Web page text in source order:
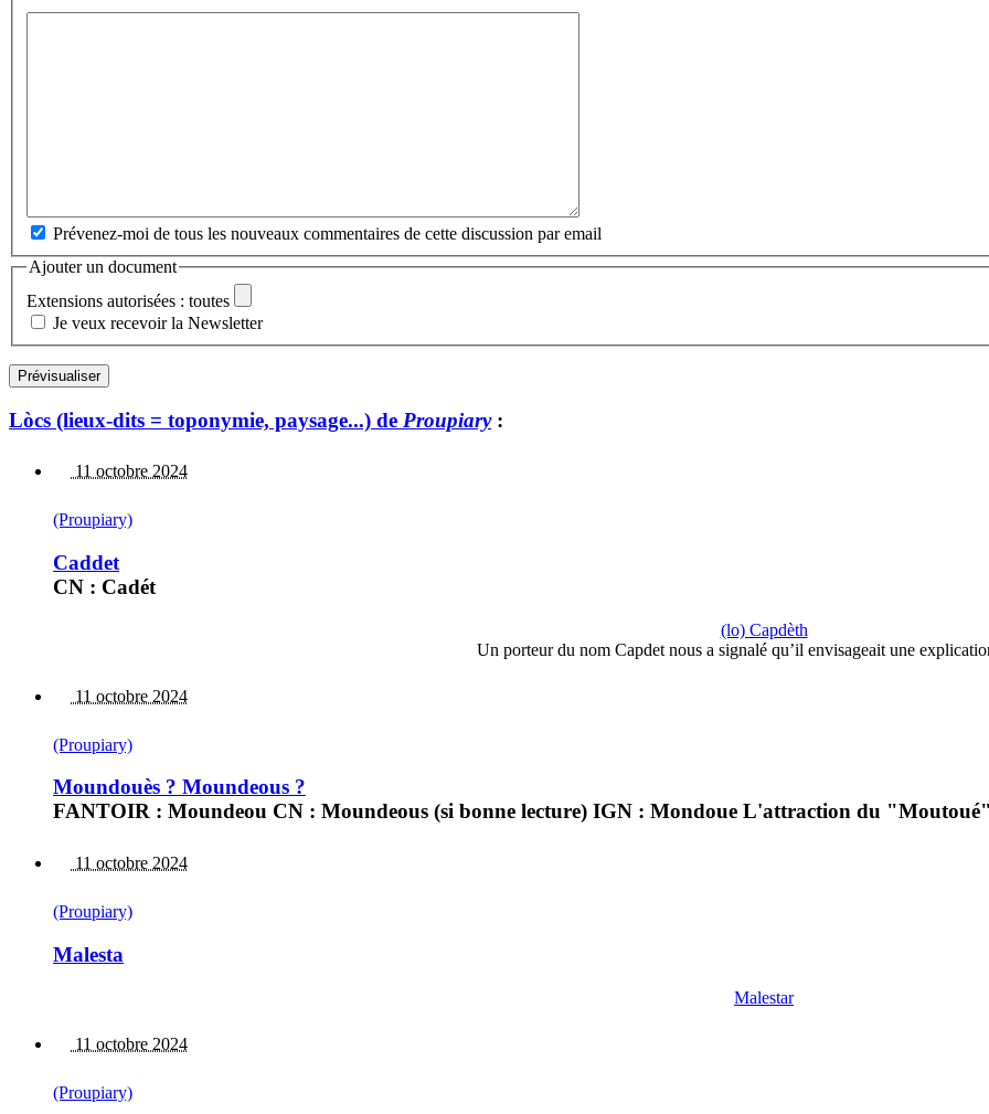
Prévenez-moi de tous les nouveaux commentaires de cette discussion par email
Ajouter un document
Extensions autorisées : toutes
Je veux recevoir la Newsletter
Lòcs (lieux-dits = toponymie, paysage...) de Proupiary:
11 octobre 2024
(Proupiary)
Caddet
CN : Cadét
(lo) Capdèth
Un porteur du nom Capdet nous a signalé qu’il envisageait une
11 octobre 2024
(Proupiary)
Moundouès ? Moundeous ?
FANTOIR : Moundeou CN : Moundeous (si bonne lecture) IGN : Mondoue L'attraction du
11 octobre 2024
(Proupiary)
Malesta
Malestar
11 octobre 2024
(Proupiary)